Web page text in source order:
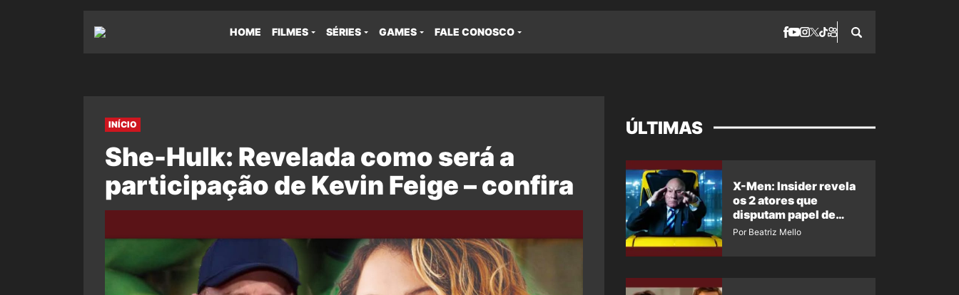
HOME FILMES SÉRIES GAMES FALE CONOSCO
INÍCIO
She-Hulk: Revelada como será a
participação de Kevin Feige – confira
ÚLTIMAS
X-Men: Insider revela
os 2 atores que
disputam papel de
Professor X
Por Beatriz Mello